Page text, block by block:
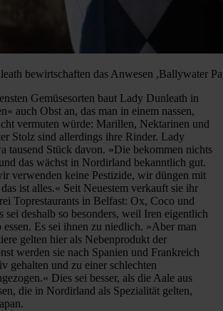
bewirtschaften das Anwesen ,Ballywater
Gemüsesorten baut Lady Dunleath in
auch Obst an, das man in einem nassen,
vermuten würde: Marillen, Nektarinen und
Stolz sind allerdings ihre Rinder. Lady
tausend Stück davon. »Die bekommen nichts
das wächst in Nordirland bekanntlich gut.
verwenden keine Pestizide, wir düngen mit
ist alles.« Seit Neuestem verkauft sie ihr
Toprestaurants in Belfast: Ox, Coco und
deshalb so besonders, weil Iren eigentlich
Es sei ihnen zu niedlich. »Aber man
gelten hier als Nebenprodukt der
werden sie nach Spanien und Frankreich
gehalten und zu einer schlechten
Dies sei besser, als die Aale aus
die in Nordirland als Spezialität gelten,